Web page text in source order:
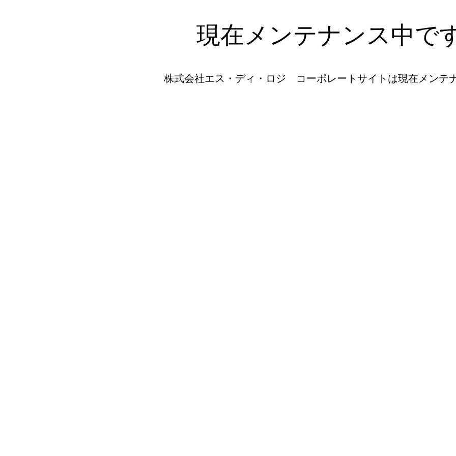
現在メンテナンス中です
株式会社エス・ディ・ロジ コーポレートサイトは現在メンテ